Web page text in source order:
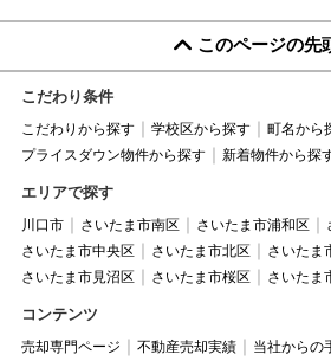
このページの先
こだわり条件
こだわりから探す 学校区から探す
町名から
プライスダウン物件から探す
新着物件から探
エリアで探す
川口市 さいたま市南区 さいたま市浦和区
さいたま市中央区
さいたま市北区
さいたま
さいたま市見沼区
さいたま市桜区 さいたま
コンテンツ
売却専門ページ 不動産売却実績
当社からの